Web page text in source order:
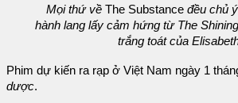
Mọi thứ về The Substance đều chủ
hành lang lấy cảm hứng từ The
trắng toát của
Phim dự kiến ra rạp ở Việt Nam ngày 1
dược.